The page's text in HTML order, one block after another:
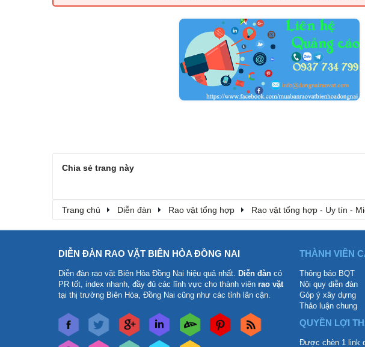
Chia sẻ trang này
Trang chủ Diễn đàn Rao vặt tổng hợp Rao vặt tổng hợp - Uy tín -
DIỄN ĐÀN RAO VẶT BIÊN HÒA ĐỒNG NAI
Diễn đàn rao vặt Biên Hòa Đồng Nai hiệu quả nhất. Diễn đàn có
PR tốt, index nhanh, đầy đủ các lĩnh vực cho thành viên rao vặt
tại thị trường Biên Hòa, Đồng Nai cũng như các tỉnh lân cận.
THÀNH VIÊN
Thông báo BQT
Nội quy diễn đàn
Góp ý xây dựng
Thảo luận chung
QUYỀN LỢI
Được chèn 1 link